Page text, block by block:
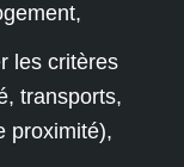
les critères
transports,
proximité),